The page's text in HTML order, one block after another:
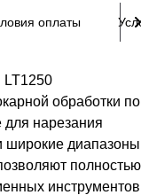
оплаты
LT1250
обработки по
для нарезания
широкие диапазоны
полностью
инструментов